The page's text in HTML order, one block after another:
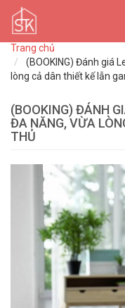
Trang chủ
(BOOKING) Đánh giá
lòng cả dân thiết kế lẫn
(BOOKING) ĐÁNH
ĐA NĂNG, VỪA
THỦ